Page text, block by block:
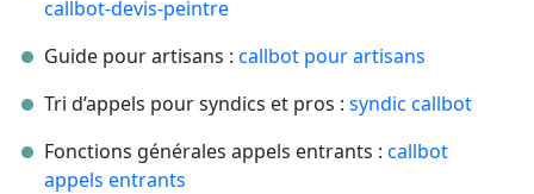
callbot‑devis‑peintre
Guide pour artisans :callbot pour artisans
Tri d’appels pour syndics et pros :syndic callbot
Fonctions générales appels entrants :callbot
appels entrants